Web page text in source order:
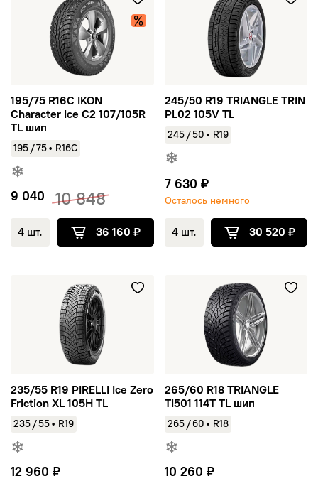
195/75 R16C IKON
Character Ice C2 107/105R
TL шип
195/75• R16C
9 040 10 848
4 шт. 36 160 ₽
245/50 R19 TRIANGLE TRIN
PL02 105V TL
245 /50 • R19
7 630 ₽
Осталось немного
4 шт. 30 520 ₽
235/55 R19 PIRELLI Ice Zero Friction XL 105H TL
235/55 R19 PIRELLI Ice Zero
Friction XL 105H TL
235/55• R19
12 960 ₽
265/60 R18 TRIANGLE TI501
265/60 R18 TRIANGLE
TI501 114T TL шип
265 / 60 • R18
10 260 ₽